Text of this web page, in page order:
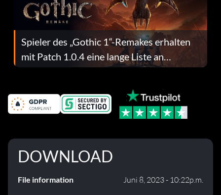
Spieler des „Gothic 1“-Remakes erhalten
mit Patch 1.0.4 eine lange Liste an
Fehlerbehebungen
DOWNLOAD
File information Juni 8, 2023 - 10:22p.m.